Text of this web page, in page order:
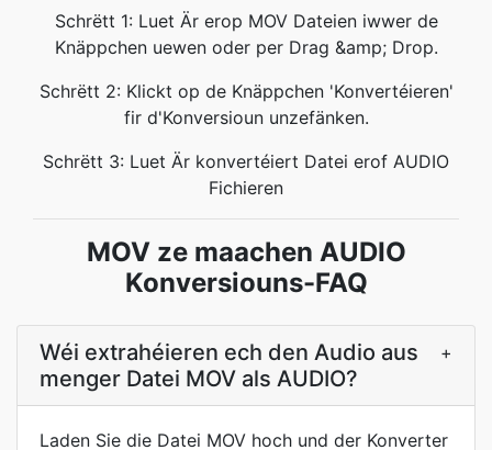
Schrëtt 1: Luet Är erop MOV Dateien iwwer de
Knäppchen uewen oder per Drag &amp; Drop.
Schrëtt 2: Klickt op de Knäppchen 'Konvertéieren'
fir d'Konversioun unzefänken.
Schrëtt 3: Luet Är konvertéiert Datei erof AUDIO
Fichieren
MOV ze maachen AUDIO
Konversiouns-FAQ
Wéi extrahéieren ech den Audio aus
menger Datei MOV als AUDIO?
+
Laden Sie die Datei MOV hoch und der Konverter